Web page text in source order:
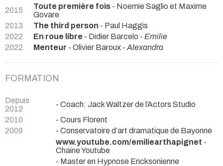
2015
Toute première fois - Noemie Saglio et Maxime
Govare
2013
The third person - Paul Haggis
2022
En roue libre - Didier Barcelo - Emilie
2022
Menteur - Olivier Baroux -Alexandra
FORMATION
Depuis
2012
- Coach: Jack Waltzer de l’Actors Studio
2010
- Cours Florent
2009
- Conservatoire d’art dramatique de Bayonne
www.youtube.com/emiliearthapignet -
Chaine Youtube
- Master en Hypnose Ericksonienne